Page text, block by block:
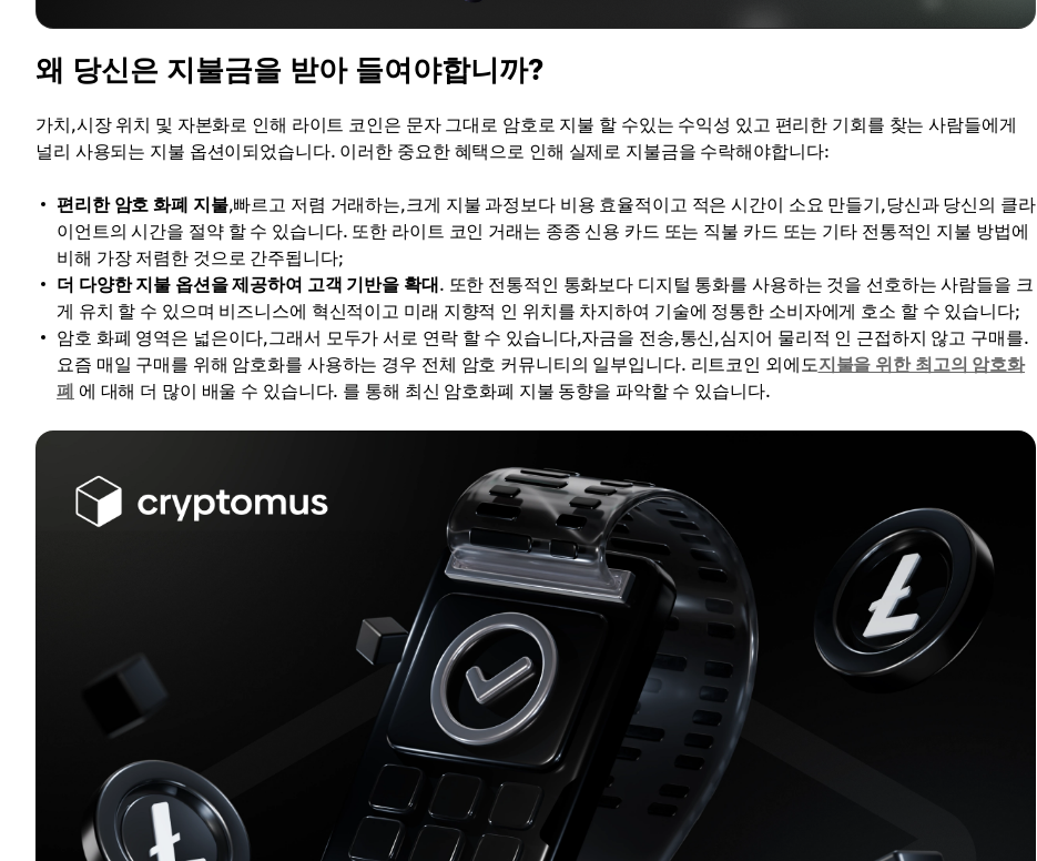
왜 당신은 지불금을 받아 들여야합니까?
가치,시장 위치 및 자본화로 인해 라이트 코인은 문자 그대로 암호로 지불 할 수있는 수익성 있고 편리한 기회를 찾는 사람들에게
널리 사용되는 지불 옵션이되었습니다. 이러한 중요한 혜택으로 인해 실제로 지불금을 수락해야합니다:
편리한 암호 화폐 지불,빠르고 저렴 거래하는,크게 지불 과정보다 비용 효율적이고 적은 시간이 소요 만들기,당신과 당신의 클라
이언트의 시간을 절약 할 수 있습니다. 또한 라이트 코인 거래는 종종 신용 카드 또는 직불 카드 또는 기타 전통적인 지불 방법에
비해 가장 저렴한 것으로 간주됩니다;
더 다양한 지불 옵션을 제공하여 고객 기반을 확대. 또한 전통적인 통화보다 디지털 통화를 사용하는 것을 선호하는 사람들을 크
게 유치 할 수 있으며 비즈니스에 혁신적이고 미래 지향적 인 위치를 차지하여 기술에 정통한 소비자에게 호소 할 수 있습니다;
암호 화폐 영역은 넓은이다,그래서 모두가 서로 연락 할 수 있습니다,자금을 전송,통신,심지어 물리적 인 근접하지 않고 구매를.
요즘 매일 구매를 위해 암호화를 사용하는 경우 전체 암호 커뮤니티의 일부입니다. 리트코인 외에도지불을 위한 최고의 암호화
폐 에 대해 더 많이 배울 수 있습니다. 를 통해 최신 암호화폐 지불 동향을 파악할 수 있습니다.